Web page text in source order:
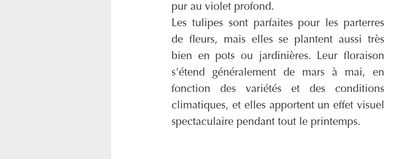
pur au violet profond.
Les tulipes sont parfaites pour les parterres
de fleurs, mais elles se plantent aussi très
bien en pots ou jardinières. Leur floraison
s'étend généralement de mars à mai, en
fonction des variétés et des conditions
climatiques, et elles apportent un effet visuel
spectaculaire pendant tout le printemps.